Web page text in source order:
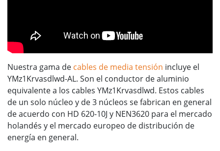
Nuestra gama de cables de media tensión incluye el
YMz1Krvasdlwd-AL. Son el conductor de aluminio
equivalente a los cables YMz1Krvasdlwd. Estos cables
de un solo núcleo y de 3 núcleos se fabrican en general
de acuerdo con HD 620-10J y NEN3620 para el mercado
holandés y el mercado europeo de distribución de
energía en general.